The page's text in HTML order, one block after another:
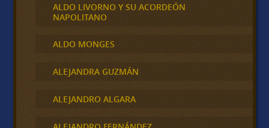
ALDO LIVORNO Y SU ACORDEÓN
NAPOLITANO
ALDO MONGES
ALEJANDRA GUZMÁN
ALEJANDRO ALGARA